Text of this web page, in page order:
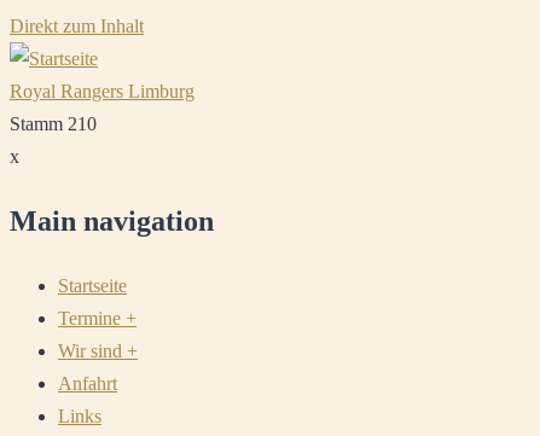
Direkt zum Inhalt
Royal Rangers Limburg
Stamm 210
x
Main navigation
Startseite
Termine +
Wir sind +
Anfahrt
Links